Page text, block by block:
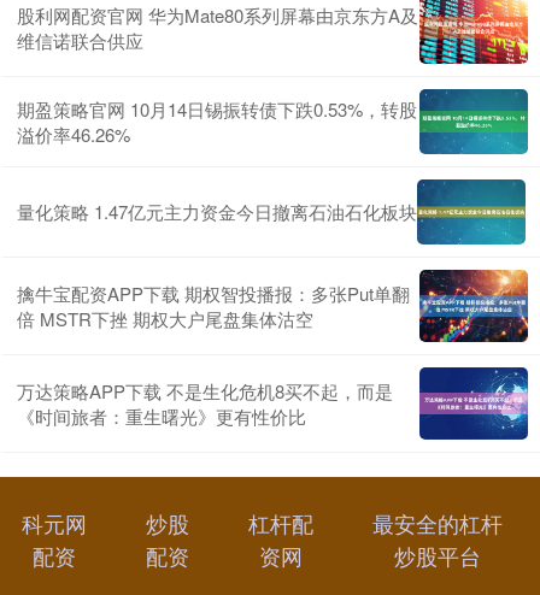
股利网配资官网 华为Mate80系列屏幕由京东方A及
维信诺联合供应
期盈策略官网 10月14日锡振转债下跌0.53%，转股
溢价率46.26%
量化策略 1.47亿元主力资金今日撤离石油石化板块
擒牛宝配资APP下载 期权智投播报：多张Put单翻
倍 MSTR下挫 期权大户尾盘集体沽空
万达策略APP下载 不是生化危机8买不起，而是
《时间旅者：重生曙光》更有性价比
科元网
配资
炒股
配资
杠杆配
资网
最安全的杠杆
炒股平台